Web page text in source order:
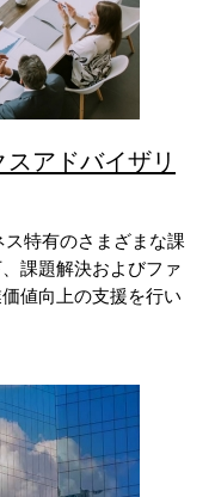
アドバイザリ
特有のさまざまな課
課題解決およびファ
値向上の支援を行い